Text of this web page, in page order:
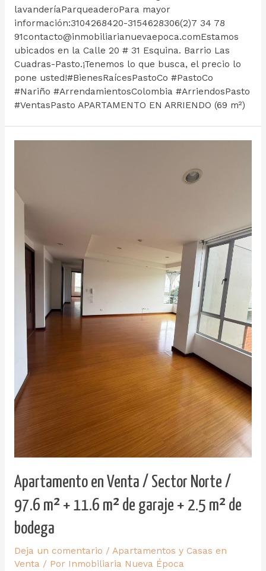
lavanderíaParqueaderoPara mayor
información:3104268420-3154628306(2)7 34 78
91contacto@inmobiliarianuevaepoca.comEstamos
ubicados en la Calle 20 # 31 Esquina. Barrio Las
Cuadras-Pasto.¡Tenemos lo que busca, el precio lo
pone usted!#BienesRaícesPastoCo #PastoCo
#Nariño #ArrendamientosColombia #ArriendosPasto
#VentasPasto APARTAMENTO EN ARRIENDO (69 m²)
Apartamento en Venta / Sector Norte /
97.6 m² + 11.6 m² de garaje + 2.5 m² de
bodega
Deja un comentario / Apartamentos y Casas en
Venta / Por Inmobiliaria Nueva Época